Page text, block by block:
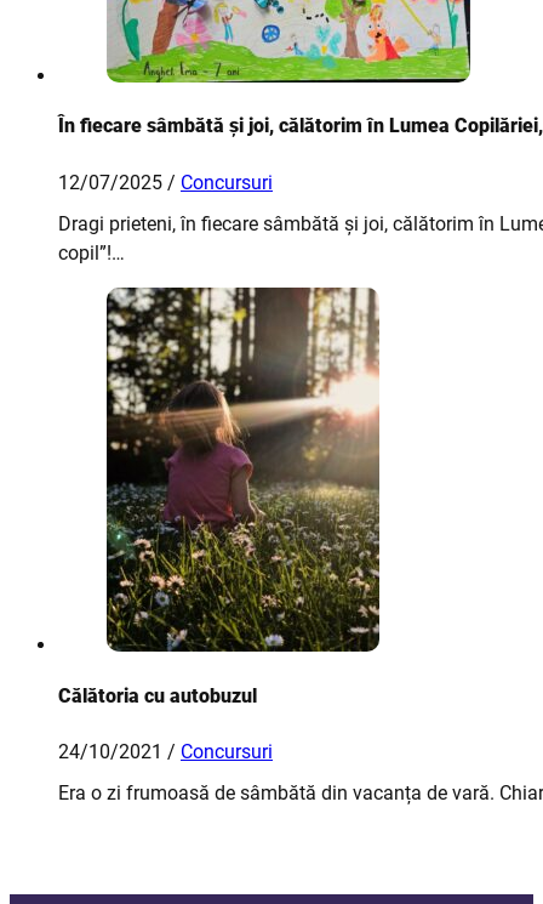
În fiecare sâmbătă și joi, călătorim în Lumea
12/07/2025 / Concursuri
Dragi prieteni, în fiecare sâmbătă și joi, călătorim în
copil”!…
Călătoria cu autobuzul
24/10/2021 / Concursuri
Era o zi frumoasă de sâmbătă din vacanța de vară.